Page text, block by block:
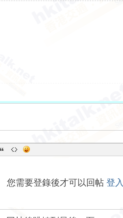
您需要登錄後才可以回帖登入